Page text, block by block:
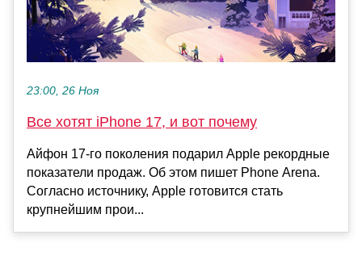
23:00, 26 Ноя
Все хотят iPhone 17, и вот почему
Айфон 17-го поколения подарил Apple рекордные
показатели продаж. Об этом пишет Phone Arena.
Согласно источнику, Apple готовится стать
крупнейшим прои...